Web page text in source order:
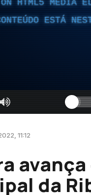
ON HTML5 MEDIA
ESTÁ
11:12
da